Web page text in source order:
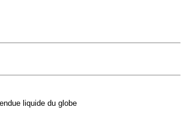
liquide du globe